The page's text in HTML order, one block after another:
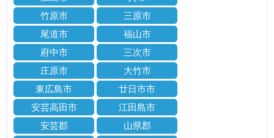
竹原市
三原市
尾道市
福山市
府中市
三次市
庄原市
大竹市
東広島市
廿日市市
安芸高田市
江田島市
安芸郡
山県郡